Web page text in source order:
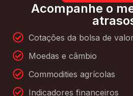
Acompanhe o
Cotações da bolsa de
Moedas e câmbio
Commodities agrícolas
Indicadores financeiros